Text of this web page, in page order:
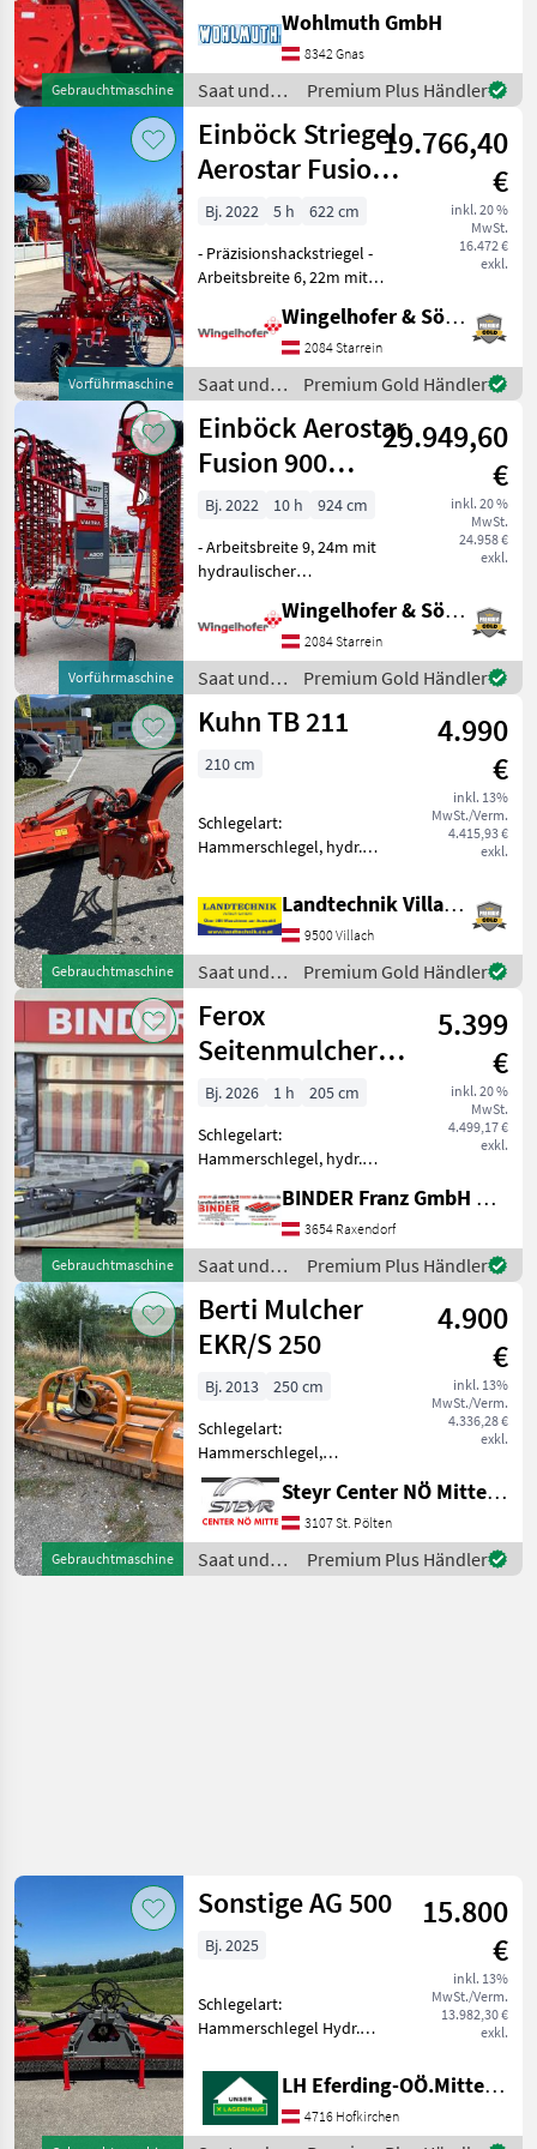
Gebrauchtmaschine
Gelenkwelle + Gaspardo
Sämaschine DAMA 300 24r
Corex mechanisch, Corex
Doppelscheibenschare, Ex
Wohlmuth GmbH
8342 Gnas
Saat und
Pflege /
Gaspardo
Premium Plus Händler
Vorführmaschine
Einböck Striegel
Aerostar Fusion
600
19.766,40
€
inkl. 20 %
MwSt.
16.472 €
exkl.
Bj. 2022 5 h
622 cm
- Präzisionshackstriegel -
Arbeitsbreite 6, 22m mit
teilige, selbsttragende
Striegelfelder - 222 Stk.
indirekt doppelgefederte
Striegelz
Wingelhofer & Söhne GmbH
2084 Starrein
Saat und
Pflege /
Einböck
Premium Gold Händler
Vorführmaschine
Einböck Aerostar
Fusion 900
Hackstriegel
29.949,60
€
inkl. 20 %
MwSt.
24.958 €
exkl.
Bj. 2022 10 h
924 cm
- Arbeitsbreite 9, 24m mit
hydraulischer
selbsttragende
Striegelfelder - 330 Stk.
indirekt doppelgefederte
Striegelzinken d=7mm-
530mm -
Wingelhofer & Söhne GmbH
2084 Starrein
Saat und
Pflege /
Einböck
Premium Gold Händler
Gebrauchtmaschine
Kuhn TB 211
4.990
€
inkl. 13%
MwSt./Verm.
4.415,93 €
exkl.
210 cm
Schlegelart:
Hammerschlegel, hydr.
Getriebe, Bodenstützwalze
Kuhn Seitenmulcher TB 211
mit Hammerausführung,
hydraulisch Klappbar mit
Weitwi
Landtechnik Villach GmbH
9500 Villach
Saat und
Pflege /
Kuhn
Premium Gold Händler
Gebrauchtmaschine
Ferox
Seitenmulcher
SFM 205
5.399
€
inkl. 20 %
MwSt.
4.499,17 €
exkl.
Bj. 2026 1 h
205 cm
Schlegelart:
Hammerschlegel, hydr.
Freilauf im Getriebe,
Haubenverstellung,
seitliche Kufen,
Bodenstützwalze ✨ FEROX
SEITENMULCHER - AKTION
✔️ Mod
BINDER Franz GmbH & CoKG
3654 Raxendorf
Saat und
Pflege /
Ferox
Premium Plus Händler
Gebrauchtmaschine
Berti Mulcher
EKR/S 250
4.900
€
inkl. 13%
MwSt./Verm.
4.336,28 €
exkl.
Bj. 2013
250 cm
Schlegelart:
Hammerschlegel,
Seitenverschub:
hydraulisch Berti Mulcher
EKR/S 250, BJ: 2013, Breite:
2, 50 m, hydraulischer
Seitenverschub,
Steyr Center NÖ Mitte Landmaschinentechnik GmbH
3107 St. Pölten
Saat und
Pflege /
Premium Plus Händler
Sonstige AG 500
15.800
€
inkl. 13%
MwSt./Verm.
13.982,30 €
exkl.
Bj. 2025
Schlegelart:
Hammerschlegel Hydr.
Kettenschutz, Hydr.
Heckklappe, Hydr.
Mittelstreifenmulcher, GW
LH Eferding-OÖ.Mitte, Landtechnik Hofkirchen
4716 Hofkirchen